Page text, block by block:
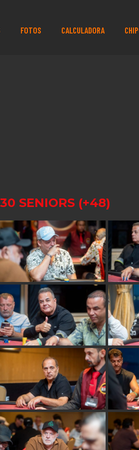
FOTOS CALCULADORA
SENIORS (+48)